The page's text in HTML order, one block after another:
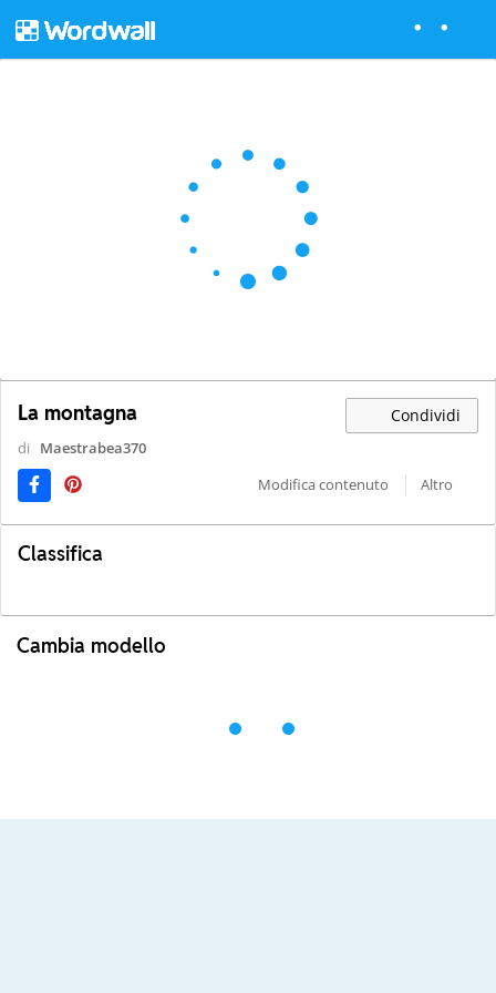
La montagna Condividi
di
Maestrabea370
Modifica contenuto
Altro
Classifica
Cambia modello